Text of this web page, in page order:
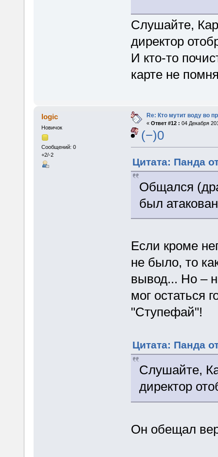
Слушайте,
директор
И кто-то
карте не
logic
Новичок
Сообщений: 0
+2/-2
Re: Кто мутит воду во
« Ответ #12 : 04 Декабря
(−)0
Цитата: Панда
Общался
был
Если кроме
не было, то
вывод... Но –
мог остаться
"Ступефай"!
Цитата: Панда
Слушайте,
директор
Он обещал